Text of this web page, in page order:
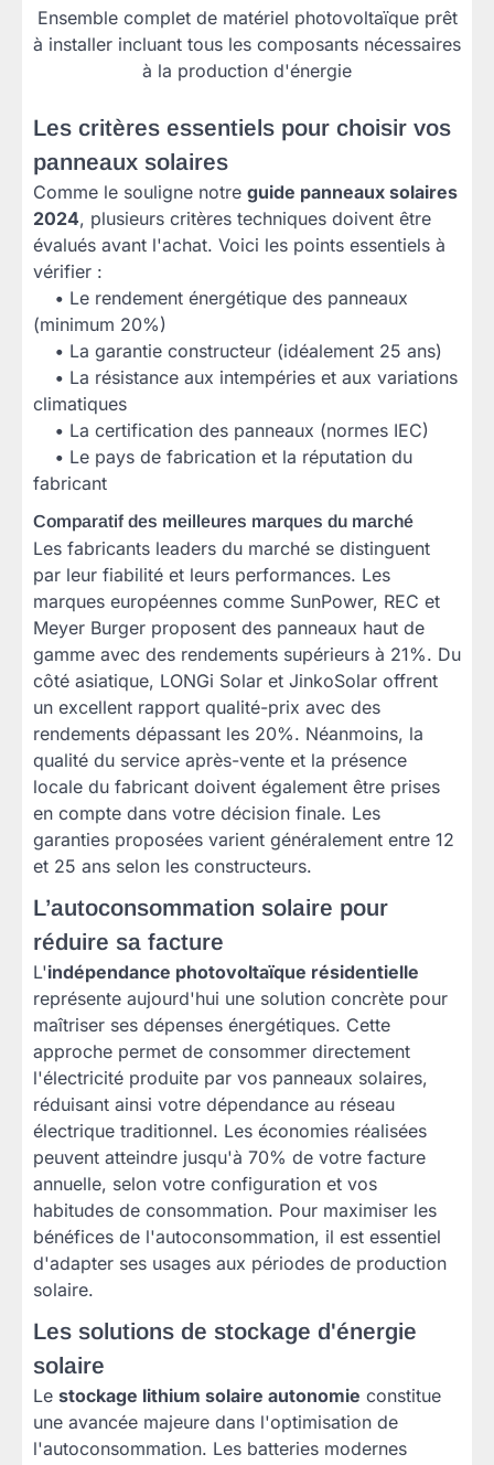
Ensemble complet de matériel photovoltaïque prêt
à installer incluant tous les composants nécessaires
à la production d'énergie
Les critères essentiels pour choisir vos
panneaux solaires
Comme le souligne notre guide panneaux solaires
2024, plusieurs critères techniques doivent être
évalués avant l'achat. Voici les points essentiels à
vérifier :
• Le rendement énergétique des panneaux
(minimum 20%)
• La garantie constructeur (idéalement 25 ans)
• La résistance aux intempéries et aux variations
climatiques
• La certification des panneaux (normes IEC)
• Le pays de fabrication et la réputation du
fabricant
Comparatif des meilleures marques du marché
Les fabricants leaders du marché se distinguent
par leur fiabilité et leurs performances. Les
marques européennes comme SunPower, REC et
Meyer Burger proposent des panneaux haut de
gamme avec des rendements supérieurs à 21%. Du
côté asiatique, LONGi Solar et JinkoSolar offrent
un excellent rapport qualité-prix avec des
rendements dépassant les 20%. Néanmoins, la
qualité du service après-vente et la présence
locale du fabricant doivent également être prises
en compte dans votre décision finale. Les
garanties proposées varient généralement entre 12
et 25 ans selon les constructeurs.
L’autoconsommation solaire pour
réduire sa facture
L'indépendance photovoltaïque résidentielle
représente aujourd'hui une solution concrète pour
maîtriser ses dépenses énergétiques. Cette
approche permet de consommer directement
l'électricité produite par vos panneaux solaires,
réduisant ainsi votre dépendance au réseau
électrique traditionnel. Les économies réalisées
peuvent atteindre jusqu'à 70% de votre facture
annuelle, selon votre configuration et vos
habitudes de consommation. Pour maximiser les
bénéfices de l'autoconsommation, il est essentiel
d'adapter ses usages aux périodes de production
solaire.
Les solutions de stockage d'énergie
solaire
Le stockage lithium solaire autonomie constitue
une avancée majeure dans l'optimisation de
l'autoconsommation. Les batteries modernes